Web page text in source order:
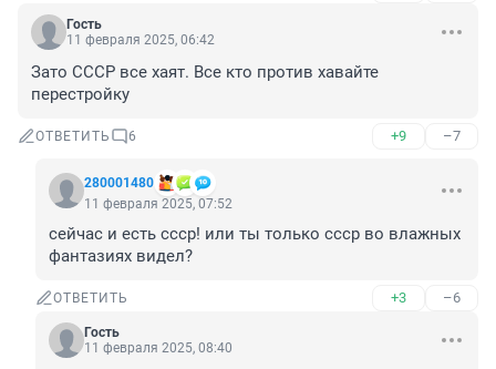
Гость
11 февраля 2025, 06:42
Зато СССР все хаят. Все кто против хавайте
перестройку
ОТВЕТИТЬ 6 +9 –7
280001480
11 февраля 2025, 07:52
сейчас и есть ссср! или ты только ссср во влажных
фантазиях видел?
ОТВЕТИТЬ +3 –6
Гость
11 февраля 2025, 08:40